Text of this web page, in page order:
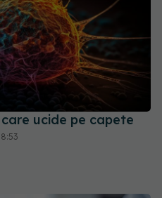
ucide pe capete